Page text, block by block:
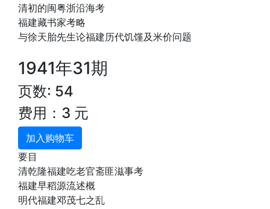
清初的闽粤浙沿海考
福建藏书家考略
与徐天胎先生论福建历代饥馑及米价问题
1941年31期
页数: 54
费用：3 元
加入购物车
要目
清乾隆福建吃老官斋匪滋事考
福建早稻源流述概
明代福建邓茂七之乱